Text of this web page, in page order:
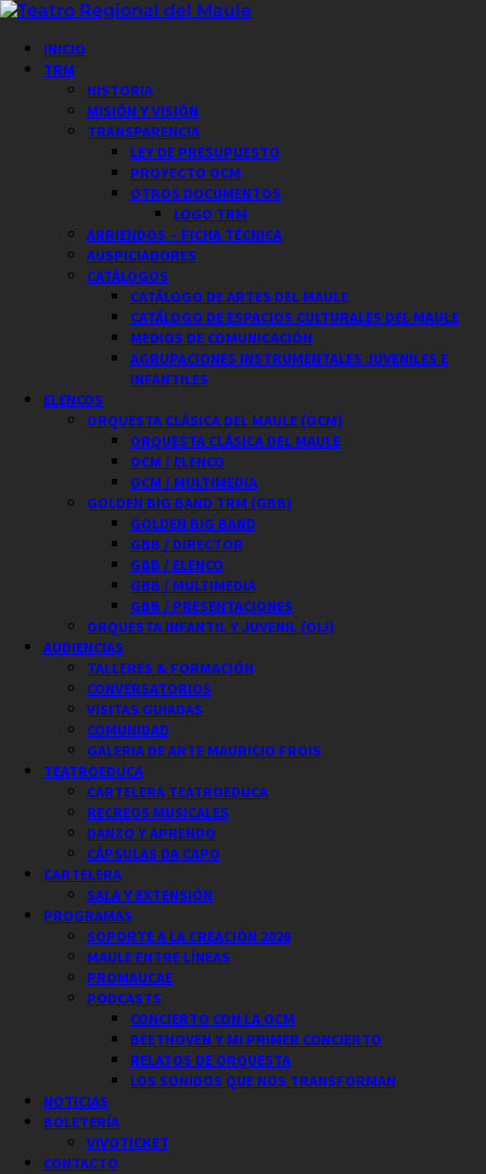
Saltar
contenido
Menú
principal
INICIO
TRM
HISTORIA
MISIÓN Y VISIÓN
TRANSPARENCIA
LEY DE PRESUPUESTO
PROYECTO OCM
OTROS DOCUMENTOS
LOGO TRM
ARRIENDOS – FICHA TÉCNICA
AUSPICIADORES
CATÁLOGOS
CATÁLOGO DE ARTES DEL MAULE
CATÁLOGO DE ESPACIOS CULTURALES DEL MAULE
MEDIOS DE COMUNICACIÓN
AGRUPACIONES INSTRUMENTALES JUVENILES E
INFANTILES
ELENCOS
ORQUESTA CLÁSICA DEL MAULE (OCM)
ORQUESTA CLÁSICA DEL MAULE
OCM / ELENCO
OCM / MULTIMEDIA
GOLDEN BIG BAND TRM (GBB)
GOLDEN BIG BAND
GBB / DIRECTOR
GBB / ELENCO
GBB / MULTIMEDIA
GBB / PRESENTACIONES
ORQUESTA INFANTIL Y JUVENIL (OIJ)
AUDIENCIAS
TALLERES & FORMACIÓN
CONVERSATORIOS
VISITAS GUIADAS
COMUNIDAD
GALERIA DE ARTE MAURICIO FROIS
TEATROEDUCA
CARTELERA TEATROEDUCA
RECREOS MUSICALES
DANZO Y APRENDO
CÁPSULAS DA CAPO
CARTELERA
SALA Y EXTENSIÓN
PROGRAMAS
SOPORTE A LA CREACIÓN 2026
MAULE ENTRE LÍNEAS
PROMAUCAE
PODCASTS
CONCIERTO CON LA OCM
BEETHOVEN Y MI PRIMER CONCIERTO
RELATOS DE ORQUESTA
LOS SONIDOS QUE NOS TRANSFORMAN
NOTICIAS
BOLETERÍA
VIVOTICKET
CONTACTO